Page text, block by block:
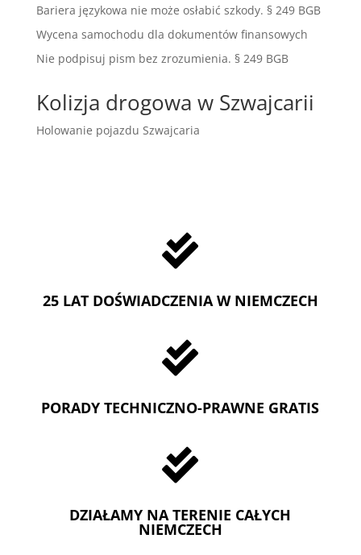
Bariera językowa nie może osłabić szkody. § 249 BGB
Wycena samochodu dla dokumentów finansowych
Nie podpisuj pism bez zrozumienia. § 249 BGB
Kolizja drogowa w Szwajcarii
Holowanie pojazdu Szwajcaria

25 LAT DOŚWIADCZENIA W NIEMCZECH

PORADY TECHNICZNO-PRAWNE GRATIS

DZIAŁAMY NA TERENIE CAŁYCH
NIEMCZECH